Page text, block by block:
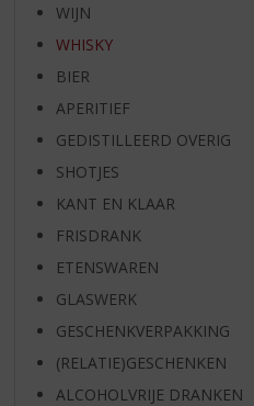
WIJN
WHISKY
BIER
APERITIEF
GEDISTILLEERD OVERIG
SHOTJES
KANT EN KLAAR
FRISDRANK
ETENSWAREN
GLASWERK
GESCHENKVERPAKKING
(RELATIE)GESCHENKEN
ALCOHOLVRIJE DRANKEN